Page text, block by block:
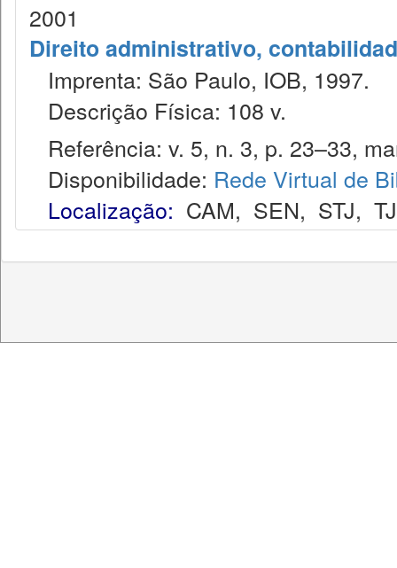
2001
Direito administrativo,
Imprenta: São Paulo, IOB, 1997.
Descrição Física: 108 v.
Referência: v. 5, n. 3, p. 23–33,
Disponibilidade: Rede Virtual de
Localização: CAM, SEN, STJ,